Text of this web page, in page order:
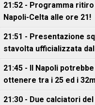
21:52 - Programma
Napoli-Celta alle ore 21!
21:51 - Presentazione
stavolta ufficializzata
21:45 - Il Napoli
ottenere tra i 25 ed i
21:30 - Due calciatori